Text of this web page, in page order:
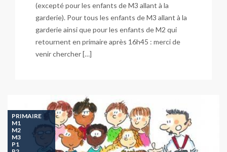
(excepté pour les enfants de M3 allant à la
garderie). Pour tous les enfants de M3 allant à la
garderie ainsi que pour les enfants de M2 qui
retournent en primaire après 16h45 : merci de
venir chercher […]
PRIMAIRE
M1
M2
M3
P1